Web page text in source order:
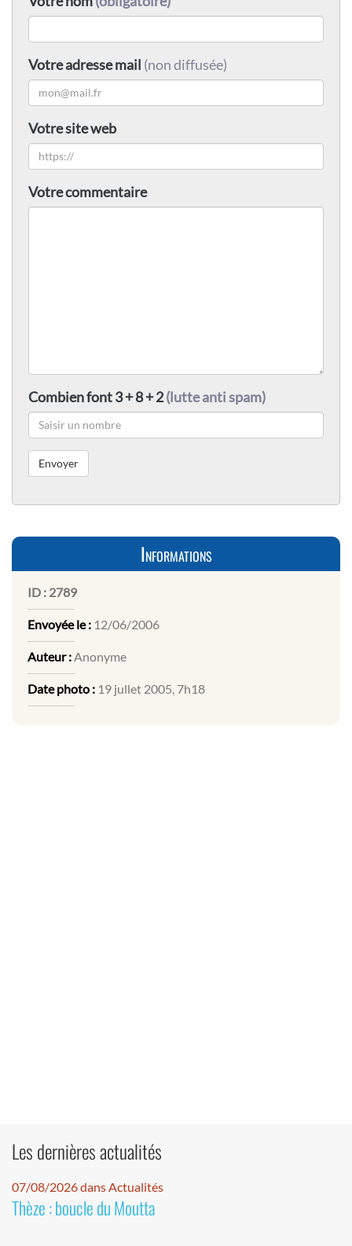
Votre adresse mail (non diffusée)
Votre site web
Votre commentaire
Combien font 3 + 8 + 2(lutte anti spam)
Informations
ID : 2789
Envoyée le : 12/06/2006
Auteur :Anonyme
Date photo : 19 jullet 2005, 7h18
Les dernières actualités
07/08/2026 dans Actualités
Thèze : boucle du Moutta